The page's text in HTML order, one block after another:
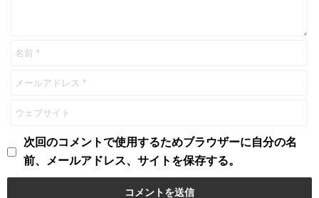
次回のコメントで使用するためブラウザーに自分の名
前、メールアドレス、サイトを保存する。